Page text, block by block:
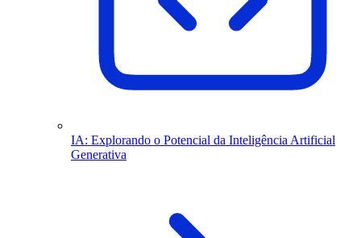
IA: Explorando o Potencial da Inteligência Artificial
Generativa